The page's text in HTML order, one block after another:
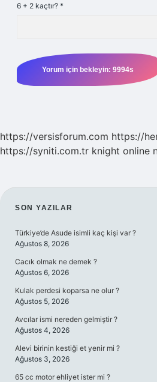
6 + 2 kaçtır? *
https://versisforum.com https://
https://syniti.com.tr knight online
SIDEBAR
SON YAZILAR
Türkiye’de Asude isimli kaç kişi var ?
Ağustos 8, 2026
Cacık olmak ne demek ?
Ağustos 6, 2026
Kulak perdesi koparsa ne olur ?
Ağustos 5, 2026
Avcılar ismi nereden gelmiştir ?
Ağustos 4, 2026
Alevi birinin kestiği et yenir mi ?
Ağustos 3, 2026
65 cc motor ehliyet ister mi ?